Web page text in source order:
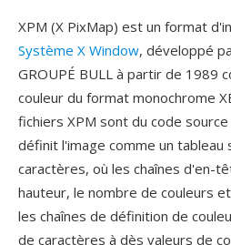
XPM (X PixMap) est un format
Système X Window, développé
GROUPÉ BULL à partir de 1989
couleur du format monochrome
fichiers XPM sont du code
définit l'image comme un tableau
caractères, où les chaînes d'en-
hauteur, le nombre de couleurs
les chaînes de définition de
de caractères à dès valeurs de